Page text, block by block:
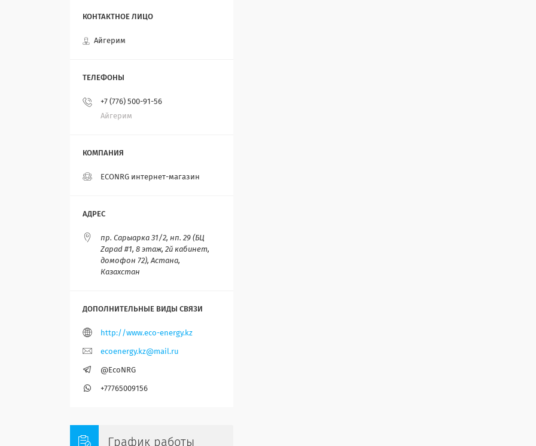
Айгерим
+7 (776) 500-91-56
Айгерим
ECONRG интернет-магазин
пр. Сарыарка 31/2, нп. 29 (БЦ
Zapad #1, 8 этаж, 2й кабинет,
домофон 72), Астана,
Казахстан
http://www.eco-energy.kz
ecoenergy.kz@mail.ru
@EcoNRG
+77765009156
График работы